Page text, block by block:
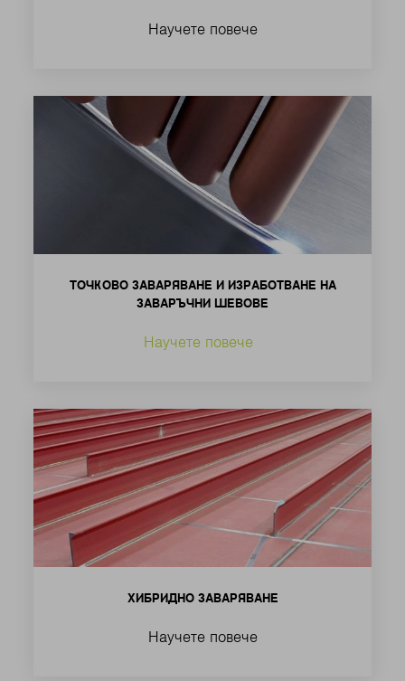
Научете повече
ТОЧКОВО ЗАВАРЯВАНЕ И ИЗРАБОТВАНЕ НА
ЗАВАРЪЧНИ ШЕВОВЕ
Научете повече
ХИБРИДНО ЗАВАРЯВАНЕ
Научете повече